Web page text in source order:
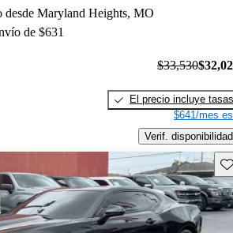
desde Maryland Heights, MO
de $631
$33,530
El precio incluye tasas
$641/mes
Verif. disponibilidad